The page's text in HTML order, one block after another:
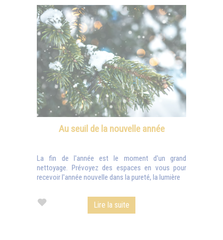
Au seuil de la nouvelle année
La fin de l'année est le moment d'un grand
nettoyage. Prévoyez des espaces en vous pour
recevoir l'année nouvelle dans la pureté, la lumière
Lire la suite